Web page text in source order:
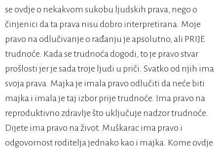
se ovdje o nekakvom sukobu ljudskih prava, nego o
činjenici da ta prava nisu dobro interpretirana. Moje
pravo na odlučivanje o rađanju je apsolutno, ali PRIJE
trudnoće. Kada se trudnoća dogodi, to je pravo stvar
prošlosti jer je sada troje ljudi u priči. Svatko od njih ima
svoja prava. Majka je imala pravo odlučiti da neće biti
majka i imala je taj izbor prije trudnoće. Ima pravo na
reproduktivno zdravlje što uključuje nadzor trudnoće.
Dijete ima pravo na život. Muškarac ima pravo i
odgovornost roditelja jednako kao i majka. Kome ovdje